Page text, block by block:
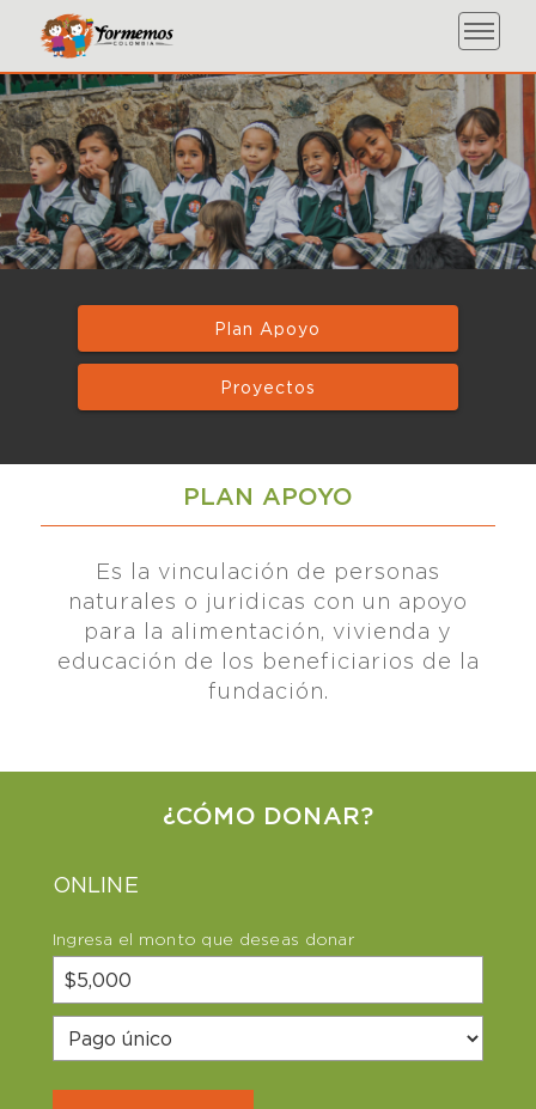
Plan Apoyo
Proyectos
PLAN APOYO
Es la vinculación de personas
naturales o juridicas con un apoyo
para la alimentación, vivienda y
educación de los beneficiarios de la
fundación.
¿CÓMO DONAR?
ONLINE
Ingresa el monto que deseas donar